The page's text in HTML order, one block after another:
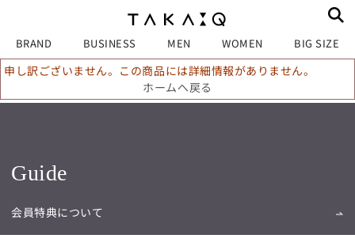
BRAND BUSINESS MEN WOMEN BIG SIZE
申し訳ございません。この商品には詳細情報がありません。
ホームへ戻る
Guide
会員特典について